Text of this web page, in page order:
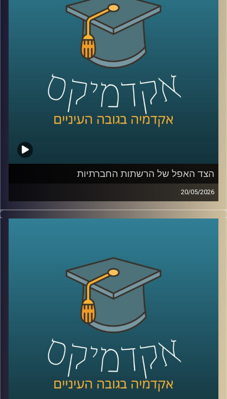
בינה מלאכותית כבר לא נמצאת רק במעבדות או במחקרים, היא
נכנסת אל תוך חדרי הטיפול, אל תוך רגעים של חוסר ודאות,
ולעיתים גם אל תוך ההחלטות הכי קריטיות שיש.
האם זה הופך את הרפואה למדויקת יותר, או דווקא משנה את
האופן שבו רופאים חושבים, שוקלים ומחליטים?
כדי להבין איך השינוי הזה נראה מבפנים, דווקא באחד
התחומים הכי רגישים ומורכבים ברפואה, עולם הלידות, נמצאת
איתנו היום פרופ’ אסנת ולפיש, מנהלת בית החולים לנשים
בבילינסון ומשנה לדיקן בית הספר לרפואה באוניברסיטת
שנמצאת בחזית של שילוב טכנולוגיות מתקדמות ברפואה לצד
עבודה קלינית יומיומית בקבלת החלטות בזמן אמת.
קרדיט תמונות:AudioVersity
הצד האפל של הרשתות החברתיות
20/05/2026
בשנים האחרונות, הרשתות החברתיות הפכו מפלטפורמה
שמקשרת בין אנשים בעיקר לדבר מרכזי בחיי רוב האנשים,
שמירה על קשר עם חברים, מציאת עבודה, אבל גם המון דברים
שליליים, אנחנו נחשפים לדברים שעושים לנו רע, מתגברים
יכולים לפתח הפרעות אכילה או דיכאון ועל אף שרובנו מבינים
את הנזקים הפוטנציאלים קשה לנו להתנתק או אפילו להמעיט
אז מה אפשר לעשות?
כדי לענות על השאלה הזו הצטרף אליי היום פרופ׳ צחי חייט,
ראש ההתמחות השיווקית בביה"ס סמי עופר לתקשורת.
קרדיט תמונות:AudioVersity